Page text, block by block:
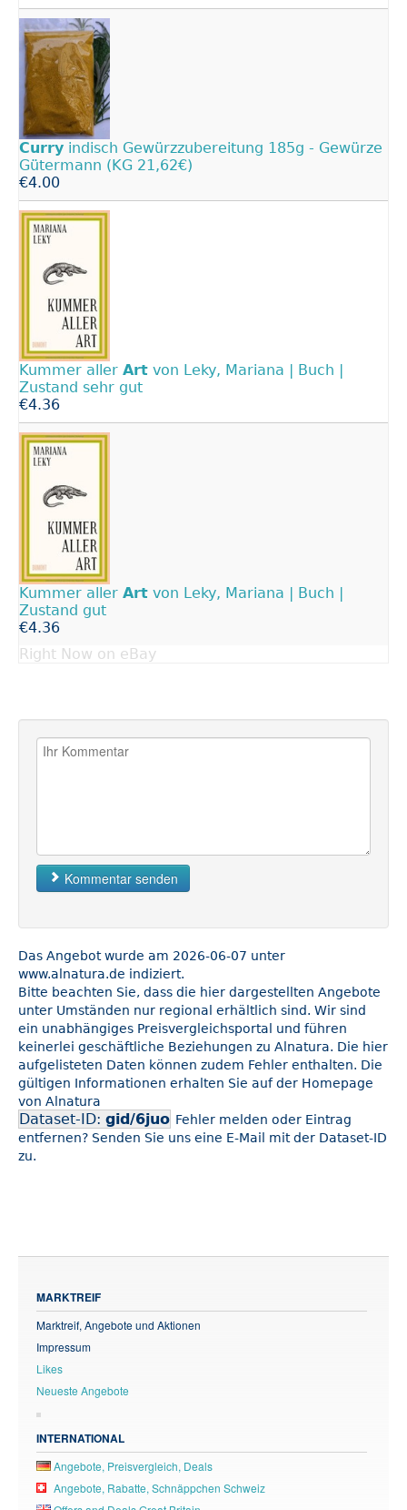
Curry indisch Gewürzzubereitung 185g - Gewürze
Gütermann (KG 21,62€)
€4.00
Kummer aller Art von Leky, Mariana | Buch |
Zustand sehr gut
€4.36
Kummer aller Art von Leky, Mariana | Buch |
Zustand gut
€4.36
Right Now on eBay
Kommentar senden
Das Angebot wurde am 2026-06-07 unter
www.alnatura.de indiziert.
Bitte beachten Sie, dass die hier dargestellten Angebote
unter Umständen nur regional erhältlich sind. Wir sind
ein unabhängiges Preisvergleichsportal und führen
keinerlei geschäftliche Beziehungen zu Alnatura. Die hier
aufgelisteten Daten können zudem Fehler enthalten. Die
gültigen Informationen erhalten Sie auf der Homepage
von Alnatura
Dataset-ID: gid/6juo Fehler melden oder Eintrag
entfernen? Senden Sie uns eine E-Mail mit der Dataset-ID
zu.
MARKTREIF
Marktreif, Angebote und Aktionen
Impressum
Likes
Neueste Angebote
INTERNATIONAL
Angebote, Preisvergleich, Deals
Angebote, Rabatte, Schnäppchen Schweiz